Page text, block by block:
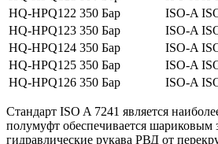
HQ-HPQ122 350 Бар
ISO-A
HQ-HPQ123 350 Бар
ISO-A
HQ-HPQ124 350 Бар
ISO-A
HQ-HPQ125 350 Бар
ISO-A
HQ-HPQ126 350 Бар ISO-A
Стандарт ISO A 7241 является
полумуфт обеспечивается шариковым
гидравлические рукава РВД от